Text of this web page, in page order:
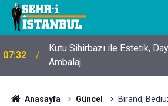
07:32
Kutu Sihirbazı ile Estetik,
Ambalaj
Anasayfa Güncel
Birand,